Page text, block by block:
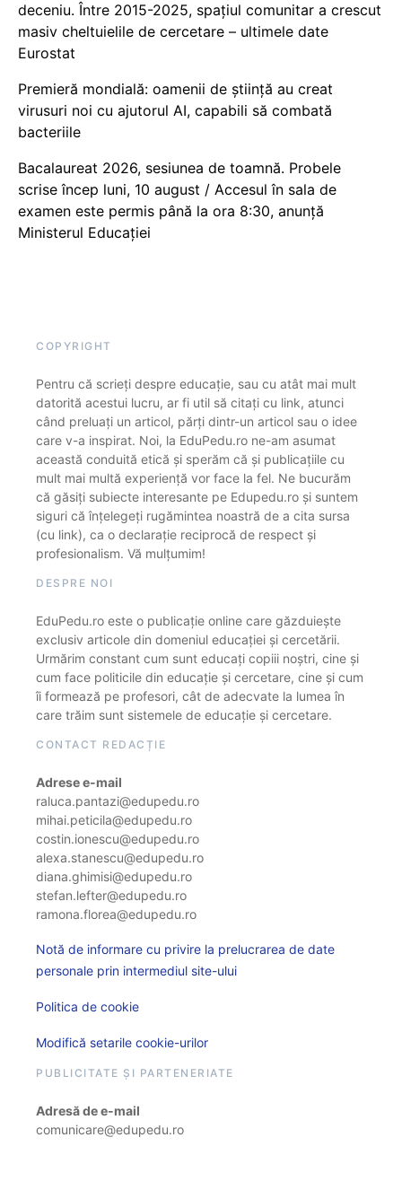
deceniu. Între 2015-2025, spațiul comunitar a crescut
masiv cheltuielile de cercetare – ultimele date
Eurostat
Premieră mondială: oamenii de știință au creat
virusuri noi cu ajutorul AI, capabili să combată
bacteriile
Bacalaureat 2026, sesiunea de toamnă. Probele
scrise încep luni, 10 august / Accesul în sala de
examen este permis până la ora 8:30, anunță
Ministerul Educației
COPYRIGHT
Pentru că scrieți despre educație, sau cu atât mai mult
datorită acestui lucru, ar fi util să citați cu link, atunci
când preluați un articol, părți dintr-un articol sau o idee
care v-a inspirat. Noi, la EduPedu.ro ne-am asumat
această conduită etică și sperăm că și publicațiile cu
mult mai multă experiență vor face la fel. Ne bucurăm
că găsiți subiecte interesante pe Edupedu.ro și suntem
siguri că înțelegeți rugămintea noastră de a cita sursa
(cu link), ca o declarație reciprocă de respect și
profesionalism. Vă mulțumim!
DESPRE NOI
EduPedu.ro este o publicație online care găzduiește
exclusiv articole din domeniul educației și cercetării.
Urmărim constant cum sunt educați copiii noștri, cine și
cum face politicile din educație și cercetare, cine și cum
îi formează pe profesori, cât de adecvate la lumea în
care trăim sunt sistemele de educație și cercetare.
CONTACT REDACȚIE
Adrese e-mail
raluca.pantazi@edupedu.ro
mihai.peticila@edupedu.ro
costin.ionescu@edupedu.ro
alexa.stanescu@edupedu.ro
diana.ghimisi@edupedu.ro
stefan.lefter@edupedu.ro
ramona.florea@edupedu.ro
Notă de informare cu privire la prelucrarea de date
personale prin intermediul site-ului
Politica de cookie
Modifică setarile cookie-urilor
PUBLICITATE ȘI PARTENERIATE
Adresă de e-mail
comunicare@edupedu.ro